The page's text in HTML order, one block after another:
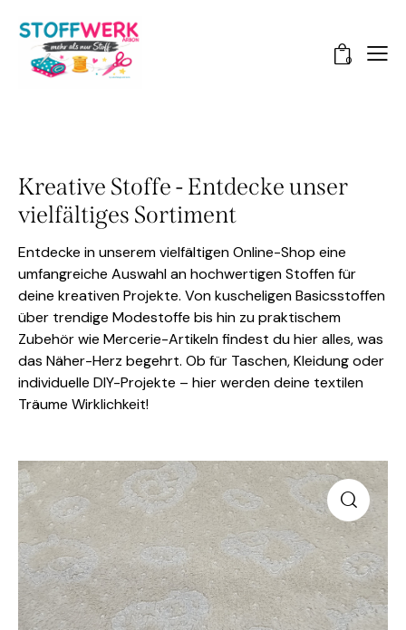
0
Kreative Stoffe - Entdecke unser
vielfältiges Sortiment
Entdecke in unserem vielfältigen Online-Shop eine
umfangreiche Auswahl an hochwertigen Stoffen für
deine kreativen Projekte. Von kuscheligen Basicsstoffen
über trendige Modestoffe bis hin zu praktischem
Zubehör wie Mercerie-Artikeln findest du hier alles, was
das Näher-Herz begehrt. Ob für Taschen, Kleidung oder
individuelle DIY-Projekte – hier werden deine textilen
Träume Wirklichkeit!